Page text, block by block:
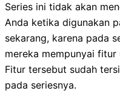
Series ini tidak akan
Anda ketika digunakan
sekarang, karena pada
mereka mempunyai
Fitur tersebut sudah
pada seriesnya.